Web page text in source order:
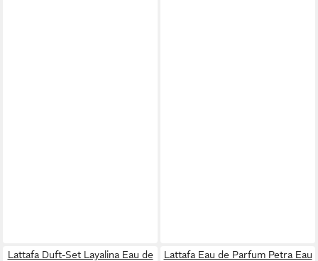
Lattafa Duft-Set Layalina Eau de
Lattafa Eau de Parfum Petra Eau